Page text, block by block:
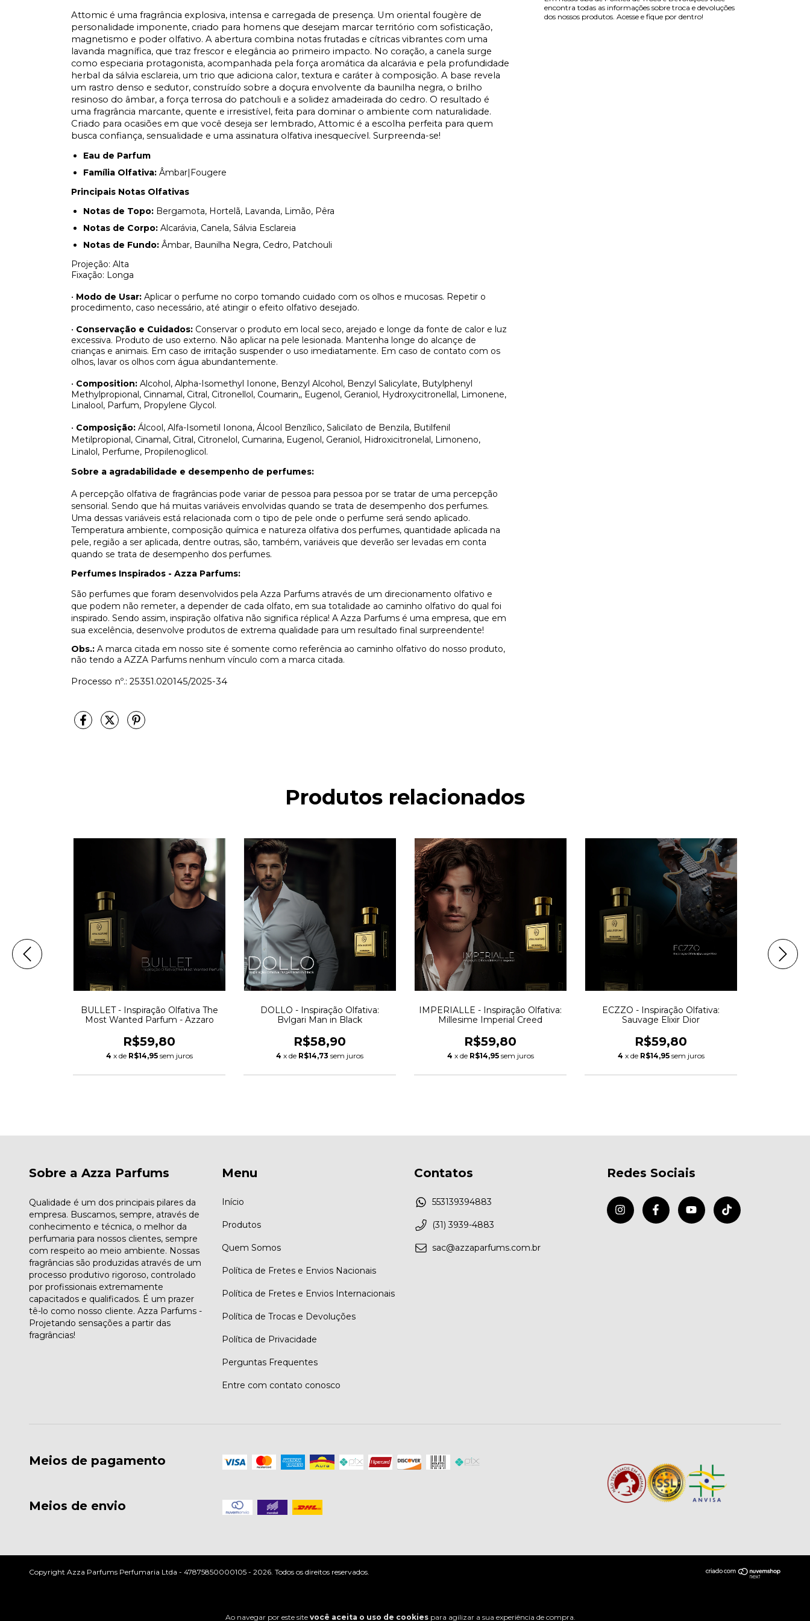
Ao navegar por este site você aceita o uso de cookiespara agilizar a sua experiência de compra.
Attomic é uma fragrância explosiva, intensa e carregada de presença. Um oriental fougère de
personalidade imponente, criado para homens que desejam marcar território com sofisticação,
magnetismo e poder olfativo. A abertura combina notas frutadas e cítricas vibrantes com uma
lavanda magnífica, que traz frescor e elegância ao primeiro impacto. No coração, a canela surge
como especiaria protagonista, acompanhada pela força aromática da alcarávia e pela profundidade
herbal da sálvia esclareia, um trio que adiciona calor, textura e caráter à composição. A base revela
um rastro denso e sedutor, construído sobre a doçura envolvente da baunilha negra, o brilho
resinoso do âmbar, a força terrosa do patchouli e a solidez amadeirada do cedro. O resultado é
uma fragrância marcante, quente e irresistível, feita para dominar o ambiente com naturalidade.
Criado para ocasiões em que você deseja ser lembrado, Attomic é a escolha perfeita para quem
busca confiança, sensualidade e uma assinatura olfativa inesquecível. Surpreenda-se!
Eau de Parfum
Família Olfativa: Âmbar|Fougere
Principais Notas Olfativas
Notas de Topo: Bergamota, Hortelã, Lavanda, Limão, Pêra
Notas de Corpo: Alcarávia, Canela, Sálvia Esclareia
Notas de Fundo: Âmbar, Baunilha Negra, Cedro, Patchouli
Projeção: Alta
Fixação: Longa
• Modo de Usar: Aplicar o perfume no corpo tomando cuidado com os olhos e mucosas. Repetir o
procedimento, caso necessário, até atingir o efeito olfativo desejado.
• Conservação e Cuidados: Conservar o produto em local seco, arejado e longe da fonte de calor e luz
excessiva. Produto de uso externo. Não aplicar na pele lesionada. Mantenha longe do alcançe de
crianças e animais. Em caso de irritação suspender o uso imediatamente. Em caso de contato com os
olhos, lavar os olhos com água abundantemente.
• Composition: Alcohol, Alpha-Isomethyl Ionone, Benzyl Alcohol, Benzyl Salicylate, Butylphenyl
Methylpropional, Cinnamal, Citral, Citronellol, Coumarin,, Eugenol, Geraniol, Hydroxycitronellal, Limonene,
Linalool, Parfum, Propylene Glycol.
• Composição: Álcool, Alfa-Isometil Ionona, Álcool Benzílico, Salicilato de Benzila, Butilfenil
Metilpropional, Cinamal, Citral, Citronelol, Cumarina, Eugenol, Geraniol, Hidroxicitronelal, Limoneno,
Linalol, Perfume, Propilenoglicol.
Sobre a agradabilidade e desempenho de perfumes:
A percepção olfativa de fragrâncias pode variar de pessoa para pessoa por se tratar de uma percepção
sensorial. Sendo que há muitas variáveis envolvidas quando se trata de desempenho dos perfumes.
Uma dessas variáveis está relacionada com o tipo de pele onde o perfume será sendo aplicado.
Temperatura ambiente, composição química e natureza olfativa dos perfumes, quantidade aplicada na
pele, região a ser aplicada, dentre outras, são, também, variáveis que deverão ser levadas em conta
quando se trata de desempenho dos perfumes.
Perfumes Inspirados - Azza Parfums:
São perfumes que foram desenvolvidos pela Azza Parfums através de um direcionamento olfativo e
que podem não remeter, a depender de cada olfato, em sua totalidade ao caminho olfativo do qual foi
inspirado. Sendo assim, inspiração olfativa não significa réplica! A Azza Parfums é uma empresa, que em
sua excelência, desenvolve produtos de extrema qualidade para um resultado final surpreendente!
Obs.: A marca citada em nosso site é somente como referência ao caminho olfativo do nosso produto,
não tendo a AZZA Parfums nenhum vínculo com a marca citada.
Processo nº.: 25351.020145/2025-34
encontra todas as informações sobre troca e devoluções
dos nossos produtos. Acesse e fique por dentro!
Produtos relacionados
BULLET - Inspiração Olfativa The
Most Wanted Parfum - Azzaro
R$59,80
4 x de R$14,95 sem juros
DOLLO - Inspiração Olfativa:
Bvlgari Man in Black
R$58,90
4 x de R$14,73 sem juros
IMPERIALLE - Inspiração Olfativa:
Millesime Imperial Creed
R$59,80
4 x de R$14,95 sem juros
ECZZO - Inspiração Olfativa:
Sauvage Elixir Dior
R$59,80
4 x de R$14,95 sem juros
Sobre a Azza Parfums
Qualidade é um dos principais pilares da
empresa. Buscamos, sempre, através de
conhecimento e técnica, o melhor da
perfumaria para nossos clientes, sempre
com respeito ao meio ambiente. Nossas
fragrâncias são produzidas através de um
processo produtivo rigoroso, controlado
por profissionais extremamente
capacitados e qualificados. É um prazer
tê-lo como nosso cliente. Azza Parfums -
Projetando sensações a partir das
fragrâncias!
Menu
Início
Produtos
Quem Somos
Política de Fretes e Envios Nacionais
Política de Fretes e Envios Internacionais
Política de Trocas e Devoluções
Política de Privacidade
Perguntas Frequentes
Entre com contato conosco
Contatos
553139394883
(31) 3939-4883
sac@azzaparfums.com.br
Redes Sociais
Meios de pagamento
Meios de envio
Copyright Azza Parfums Perfumaria Ltda - 47875850000105 - 2026. Todos os direitos reservados.